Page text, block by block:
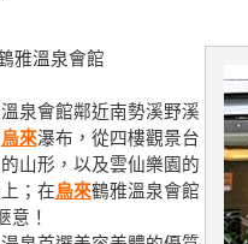
雅溫泉會館
泉會館鄰近南勢溪野溪
烏來瀑布，從四樓觀景台
山形，以及雲仙樂園的
；在烏來鶴雅溫泉會館
意！